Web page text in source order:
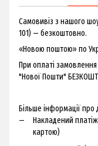
Самовивіз з нашого
101) — безкоштовно.
«Новою поштою» по
При оплаті
"Нової Пошти"
Більше інформації про
Накладений
картою)